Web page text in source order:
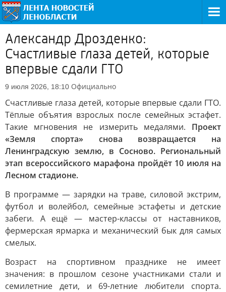
Александр Дрозденко:
Счастливые глаза детей, которые
впервые сдали ГТО
9 июля 2026, 18:10 Официально
Счастливые глаза детей, которые впервые сдали ГТО.
Тёплые объятия взрослых после семейных эстафет.
Такие мгновения не измерить медалями. Проект
«Земля спорта» снова возвращается на
Ленинградскую землю, в Сосново. Региональный
этап всероссийского марафона пройдёт 10 июля на
Лесном стадионе.
В программе — зарядки на траве, силовой экстрим,
футбол и волейбол, семейные эстафеты и детские
забеги. А ещё — мастер-классы от наставников,
фермерская ярмарка и механический бык для самых
смелых.
Возраст на спортивном празднике не имеет
значения: в прошлом сезоне участниками стали и
семилетние дети, и 69-летние любители спорта.